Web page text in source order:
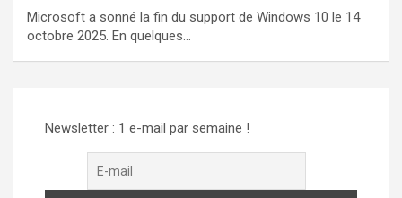
Microsoft a sonné la fin du support de Windows 10 le 14
octobre 2025. En quelques…
Newsletter : 1 e-mail par semaine !